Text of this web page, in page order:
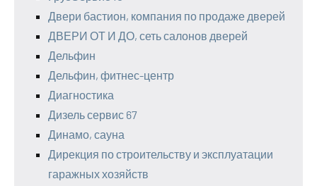
Двери бастион, компания по продаже дверей
ДВЕРИ ОТ И ДО, сеть салонов дверей
Дельфин
Дельфин, фитнес-центр
Диагностика
Дизель сервис 67
Динамо, сауна
Дирекция по строительству и эксплуатации
гаражных хозяйств